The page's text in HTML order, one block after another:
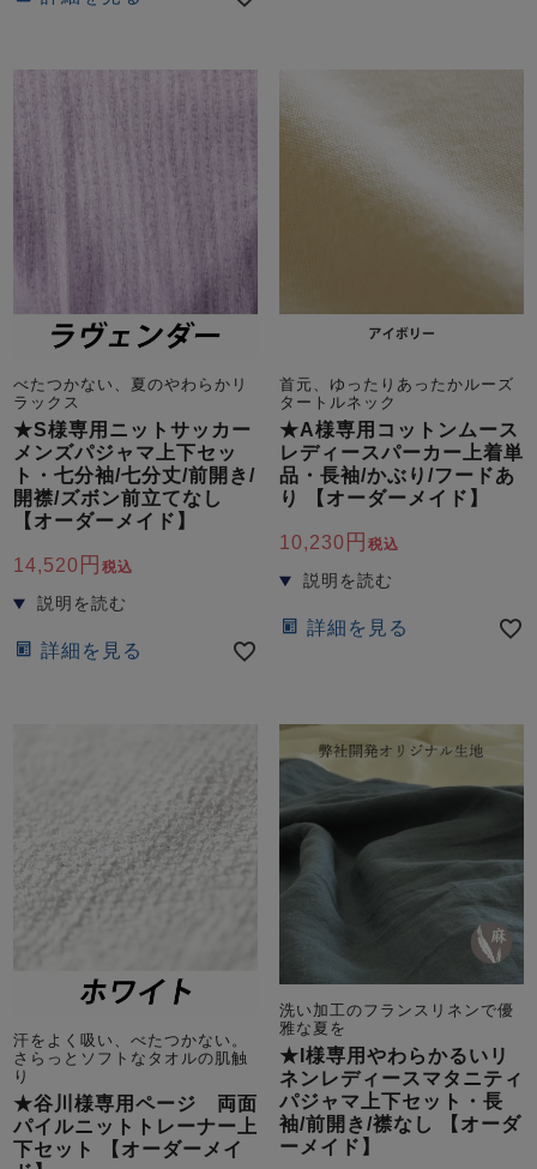
べたつかない、夏のやわらかリ
ラックス
★S様専用ニットサッカー
メンズパジャマ上下セッ
ト・七分袖/七分丈/前開き/
開襟/ズボン前立てなし
【オーダーメイド】
14,520 税込
詳細を見る
首元、ゆったりあったかルーズ
タートルネック
★A様専用コットンムース
レディースパーカー上着単
品・長袖/かぶり/フードあ
り 【オーダーメイド】
10,230 税込
詳細を見る
汗をよく吸い、べたつかない。
さらっとソフトなタオルの肌触
り
★谷川様専用ページ 両面
パイルニットトレーナー上
下セット 【オーダーメイ
洗い加工のフランスリネンで優
雅な夏を
★I様専用やわらかるいリ
ネンレディースマタニティ
パジャマ上下セット・長
袖/前開き/襟なし 【オーダ
ーメイド】